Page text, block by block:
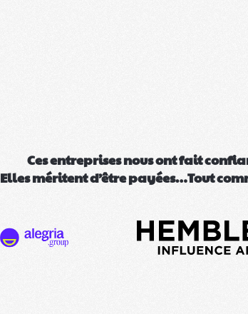
Ces entreprises nous ont fait
Elles méritent d’être payées…Tout